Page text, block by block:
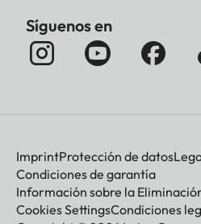
Síguenos en
ImprintProtección de datos
Condiciones de garantía
Información sobre la
Cookies SettingsCondiciones